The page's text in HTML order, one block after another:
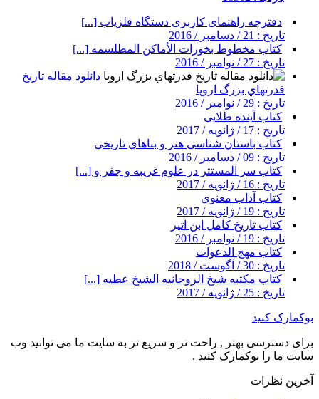
دفترچه راهنمای کاربری دستگاه فلزیاب [...]
تاریخ : 21 / دسامبر / 2016
کتاب مخطوط بخورات الأماکن المطلسمه [...]
تاریخ : 27 / نوامبر / 2016
دانلود مقاله تاريخ
قدرتهاي بزرگ اروپا
تاریخ : 29 / نوامبر / 2016
کتاب آینده طلایی
تاریخ : 17 / ژانویه / 2017
کتاب باستان شناسی هنر و بناهای تاریخی
تاریخ : 09 / دسامبر / 2016
کتاب سر المستتر در علوم غریبه و جفر و [...]
تاریخ : 16 / ژانویه / 2017
کتاب آداب معنوی
تاریخ : 19 / ژانویه / 2017
کتاب تاریخ کامل ابن اثیر
تاریخ : 19 / نوامبر / 2016
کتاب مهج الدعوات
تاریخ : 30 / آگوست / 2018
کتاب مکتبه شیخ الروحانیه الشیخ عطیه [...]
تاریخ : 25 / ژانویه / 2017
بوکمارک کنید
برای دسترسی بهتر , راحت تر و سریع تر به سایت ما می توانید وب
سایت ما را بوکمارک کنید .
آخرین نظرات